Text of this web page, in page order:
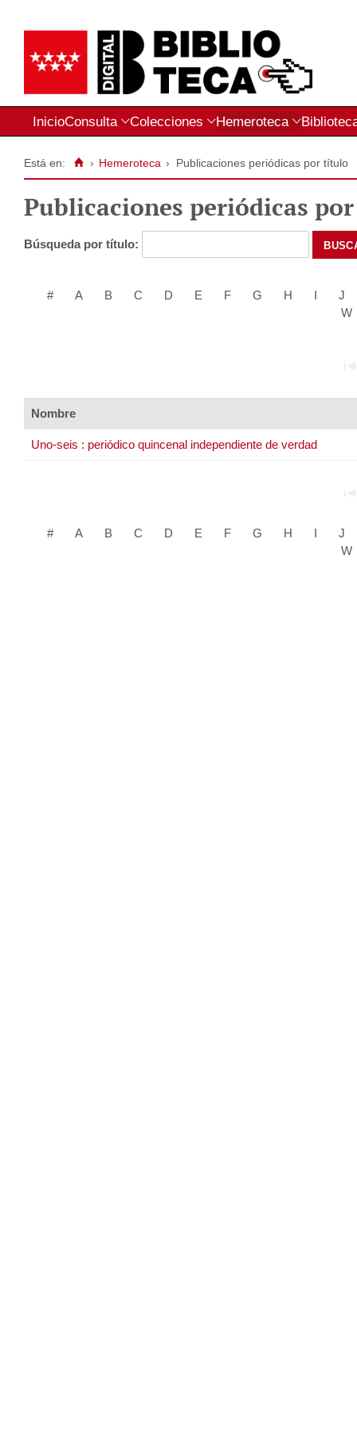
InicioConsulta Colecciones Hemeroteca
Está en: › Hemeroteca › Publicaciones periódicas por título
Publicaciones periódicas
Búsqueda por título:
# A B C D E F G H I
J
W
Nombre
Uno-seis : periódico quincenal independiente de verdad
# A B C D E F G H I
J
W